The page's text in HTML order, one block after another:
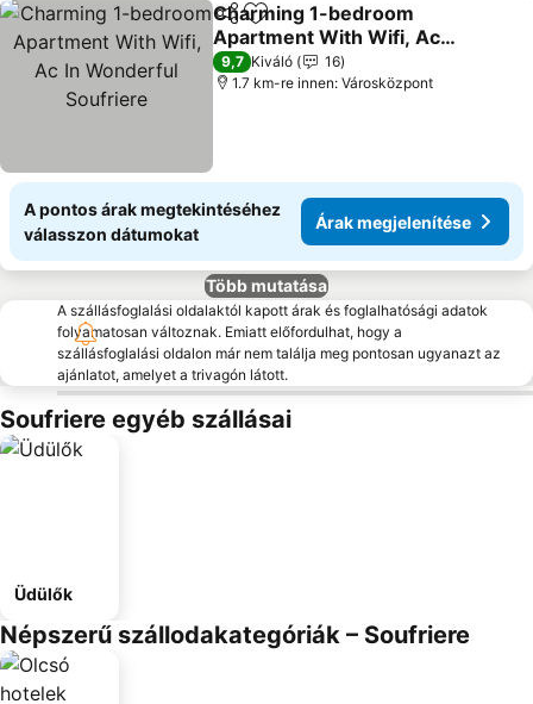
Megosztás
Hozzáadás a kedvencekhez
Charming 1-bedroom
Apartment With Wifi, Ac
In Wonderful Soufriere
9,7 Kiváló
16
1.7 km-re innen: Városközpont
A pontos árak megtekintéséhez
válasszon dátumokat
Árak megjelenítése
Több mutatása
A szállásfoglalási oldalaktól kapott árak és foglalhatósági adatok
folyamatosan változnak. Emiatt előfordulhat, hogy a
szállásfoglalási oldalon már nem találja meg pontosan ugyanazt az
ajánlatot, amelyet a trivagón látott.
Soufriere egyéb szállásai
Üdülők
Népszerű szállodakategóriák – Soufriere